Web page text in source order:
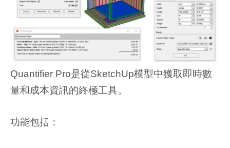
Quantifier Pro是從SketchUp模型中獲取即時數
量和成本資訊的終極工具。
功能包括：